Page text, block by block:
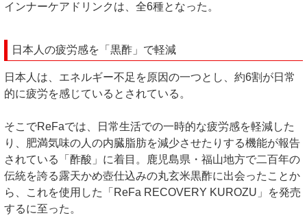
インナーケアドリンクは、全6種となった。
日本人の疲労感を「黒酢」で軽減
日本人は、エネルギー不足を原因の一つとし、約6割が日常
的に疲労を感じているとされている。
そこでReFaでは、日常生活での一時的な疲労感を軽減した
り、肥満気味の人の内臓脂肪を減少させたりする機能が報告
されている「酢酸」に着目。鹿児島県・福山地方で二百年の
伝統を誇る露天かめ壺仕込みの丸玄米黒酢に出会ったことか
ら、これを使用した「ReFa RECOVERY KUROZU」を発売
するに至った。